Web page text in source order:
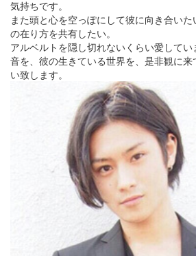
気持ちです。
また頭と心を空っぽにして彼に向き合い
の在り方を共有したい。
アルベルトを隠し切れないくらい愛して
音を、彼の生きている世界を、是非観に
い致します。